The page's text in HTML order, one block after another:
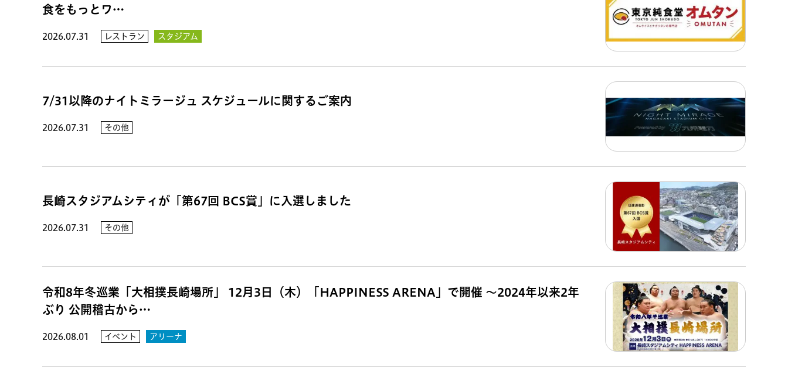
食をもっとワ…
2026.07.31 レストラン スタジアム
7/31以降のナイトミラージュ スケジュールに関するご案内
2026.07.31 その他
長崎スタジアムシティが「第67回 BCS賞」に入選しました
2026.07.31 その他
令和8年冬巡業「大相撲長崎場所」 12月3日（木）「HAPPINESS ARENA」で開催 ～2024年以来2年
ぶり 公開稽古から…
2026.08.01 イベント アリーナ